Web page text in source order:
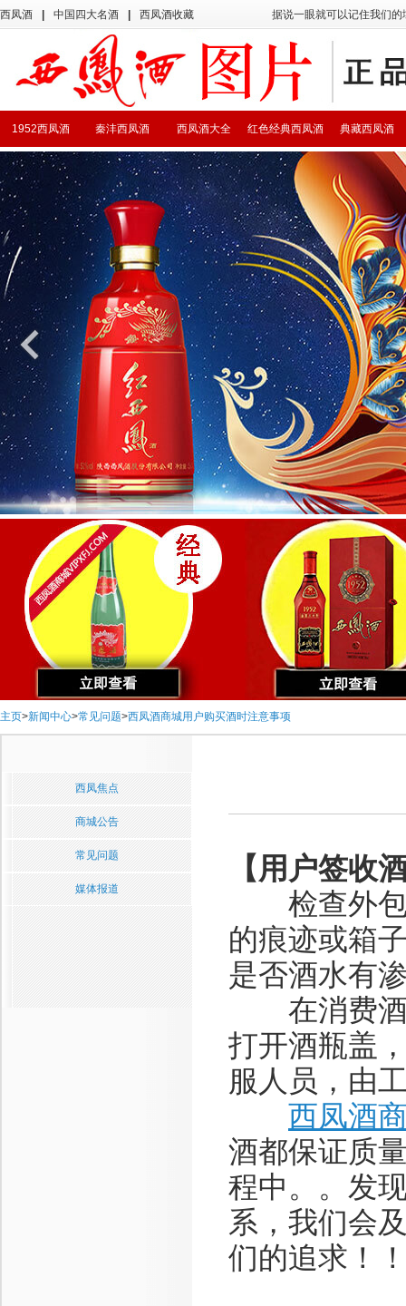
西凤酒 中国四大名酒 西凤酒收藏 据说一眼就可以记住我们
典藏西凤酒
红色经典西凤酒
西凤酒大全
秦沣西凤酒
1952西凤酒
主页>新闻中心>常见问题>西凤酒商城用户购买酒时注意事项
西凤焦点
商城公告
常见问题
媒体报道
【用户签收
检查外包
的痕迹或箱
是否酒水有
在消费酒
打开酒瓶盖
服人员，由
西凤酒
酒都保证质
程中。。发
系，我们会
们的追求！